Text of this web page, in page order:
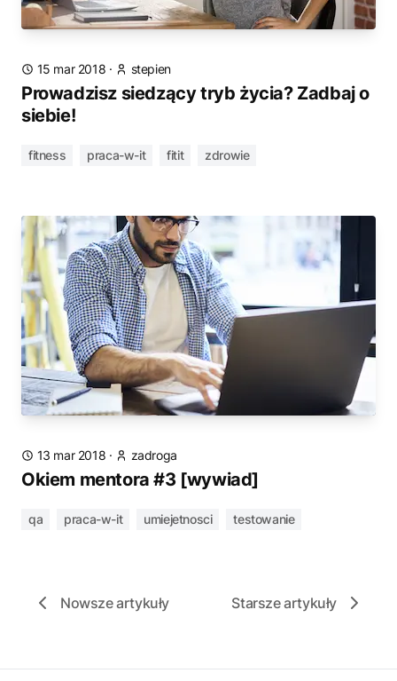
15 mar 2018 · stepien
Prowadzisz siedzący tryb życia? Zadbaj o
siebie!
fitness praca-w-it fitit zdrowie
13 mar 2018 · zadroga
Okiem mentora #3 [wywiad]
qa praca-w-it umiejetnosci testowanie
Nowsze artykuły Starsze artykuły